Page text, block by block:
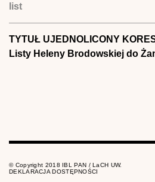
list
TYTUŁ UJEDNOLICONY
Listy Heleny Brodowskiej do
© Copyright 2018 IBL PAN / LaCH UW.
DEKLARACJA DOSTĘPNOŚCI